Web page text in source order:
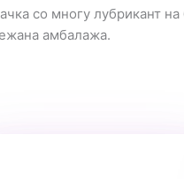
со многу лубрикант на
амбалажа.